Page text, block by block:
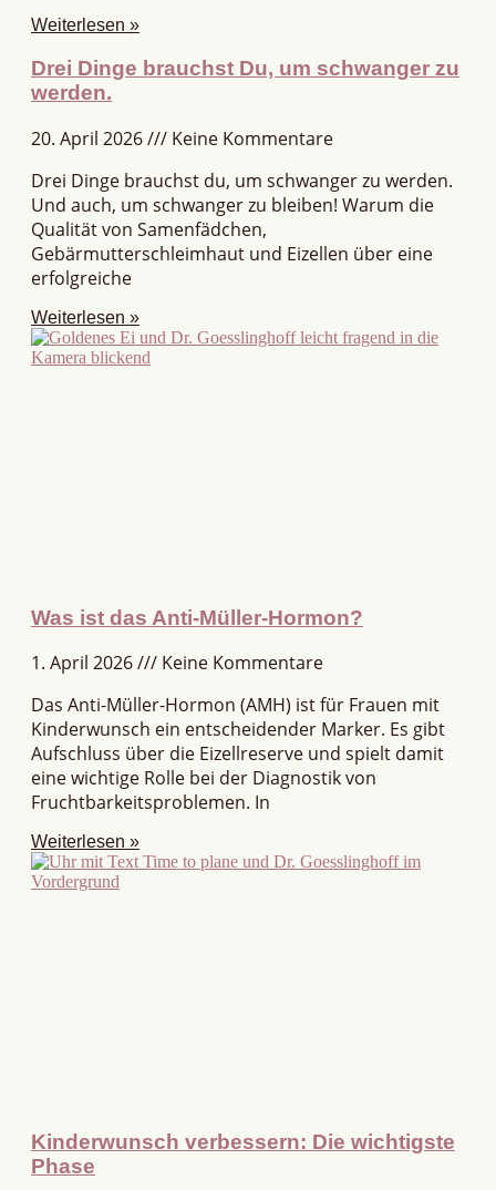
Weiterlesen »
Drei Dinge brauchst Du, um schwanger zu
werden.
20. April 2026
Keine Kommentare
Drei Dinge brauchst du, um schwanger zu werden.
Und auch, um schwanger zu bleiben! Warum die
Qualität von Samenfädchen,
Gebärmutterschleimhaut und Eizellen über eine
erfolgreiche
Weiterlesen »
Was ist das Anti-Müller-Hormon?
1. April 2026
Keine Kommentare
Das Anti-Müller-Hormon (AMH) ist für Frauen mit
Kinderwunsch ein entscheidender Marker. Es gibt
Aufschluss über die Eizellreserve und spielt damit
eine wichtige Rolle bei der Diagnostik von
Fruchtbarkeitsproblemen. In
Weiterlesen »
Kinderwunsch verbessern: Die wichtigste
Phase